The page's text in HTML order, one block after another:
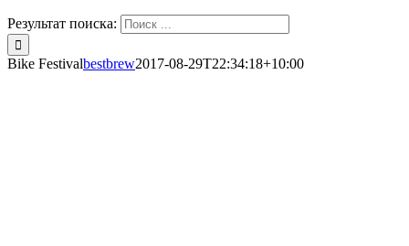
Результат поиска:
Bike Festivalbestbrew2017-08-29T22:34:18+10:00